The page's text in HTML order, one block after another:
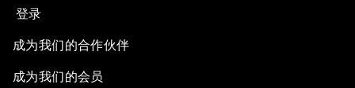
登录
成为我们的合作伙伴
成为我们的会员